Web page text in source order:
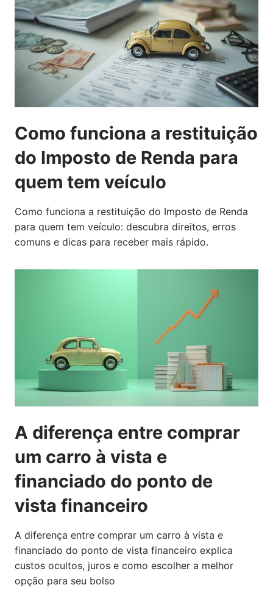
Como funciona a restituição
do Imposto de Renda para
quem tem veículo
Como funciona a restituição do Imposto de Renda
para quem tem veículo: descubra direitos, erros
comuns e dicas para receber mais rápido.
A diferença entre comprar
um carro à vista e
financiado do ponto de
vista financeiro
A diferença entre comprar um carro à vista e
financiado do ponto de vista financeiro explica
custos ocultos, juros e como escolher a melhor
opção para seu bolso